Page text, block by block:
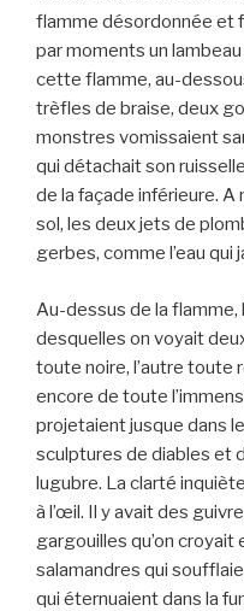
flamme désordonnée et
par moments un
cette flamme, au-
trèfles de braise, deux
monstres vomissaient
qui détachait son
de la façade inférieure. A
sol, les deux jets de
gerbes, comme l’eau qui
Au-dessus de la flamme,
desquelles on voyait
toute noire, l’autre toute
encore de toute
projetaient jusque dans
sculptures de diables et
lugubre. La clarté
à l’œil. Il y avait des
gargouilles qu’on croyait
salamandres qui
qui éternuaient dans la